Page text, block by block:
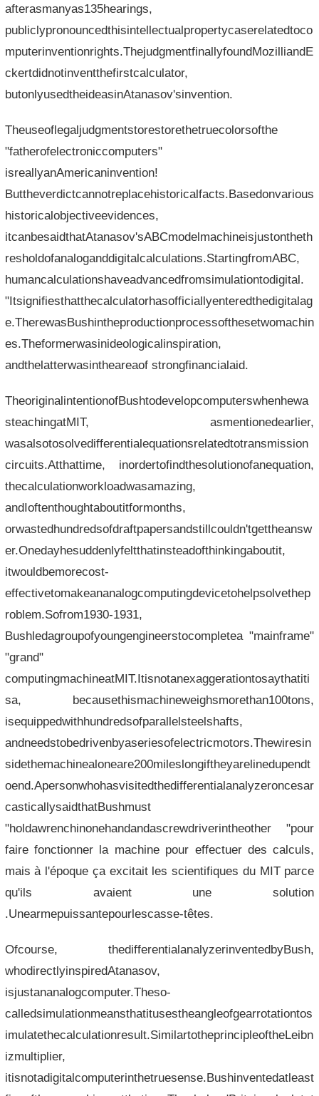
afterasmanyas135hearings,
publiclypronouncedthisintellectualpropertycaserelatedtoco
mputerinventionrights.ThejudgmentfinallyfoundMozilliandE
ckertdidnotinventthefirstcalculator,
butonlyusedtheideasinAtanasov'sinvention.
Theuseoflegaljudgmentstorestorethetruecolorsofthe
"fatherofelectroniccomputers"
isreallyanAmericaninvention!
Buttheverdictcannotreplacehistoricalfacts.Basedonvarious
historicalobjectiveevidences,
itcanbesaidthatAtanasov'sABCmodelmachineisjustontheth
resholdofanaloganddigitalcalculations.StartingfromABC,
humancalculationshaveadvancedfromsimulationtodigital.
"Itsignifiesthatthecalculatorhasofficiallyenteredthedigitalag
e.TherewasBushintheproductionprocessofthesetwomachin
es.Theformerwasinideologicalinspiration,
andthelatterwasintheareaof strongfinancialaid.
TheoriginalintentionofBushtodevelopcomputerswhenhewa
steachingatMIT, asmentionedearlier,
wasalsotosolvedifferentialequationsrelatedtotransmission
circuits.Atthattime, inordertofindthesolutionofanequation,
thecalculationworkloadwasamazing,
andIoftenthoughtaboutitformonths,
orwastedhundredsofdraftpapersandstillcouldn'tgettheansw
er.Onedayhesuddenlyfeltthatinsteadofthinkingaboutit,
itwouldbemorecost-
effectivetomakeananalogcomputingdevicetohelpsolvethep
roblem.Sofrom1930-1931,
Bushledagroupofyoungengineerstocompletea "mainframe"
"grand"
computingmachineatMIT.Itisnotanexaggerationtosaythatiti
sa, becausethismachineweighsmorethan100tons,
isequippedwithhundredsofparallelsteelshafts,
andneedstobedrivenbyaseriesofelectricmotors.Thewiresin
sidethemachinealoneare200mileslongiftheyarelinedupendt
oend.Apersonwhohasvisitedthedifferentialanalyzeroncesar
casticallysaidthatBushmust
"holdawrenchinonehandandascrewdriverintheother "pour
faire fonctionner la machine pour effectuer des calculs,
mais à l'époque ça excitait les scientifiques du MIT parce
qu'ils avaient une solution
.Unearmepuissantepourlescasse-têtes.
Ofcourse, thedifferentialanalyzerinventedbyBush,
whodirectlyinspiredAtanasov,
isjustananalogcomputer.Theso-
calledsimulationmeansthatitusestheangleofgearrotationtos
imulatethecalculationresult.SimilartotheprincipleoftheLeibn
izmultiplier,
itisnotadigitalcomputerinthetruesense.Bushinventedatleast